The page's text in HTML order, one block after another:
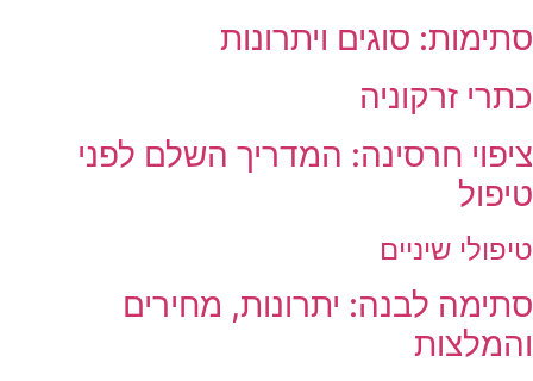
סתימות: סוגים ויתרונות
כתרי זרקוניה
ציפוי חרסינה: המדריך השלם לפני
טיפול
טיפולי שיניים
סתימה לבנה: יתרונות, מחירים
והמלצות